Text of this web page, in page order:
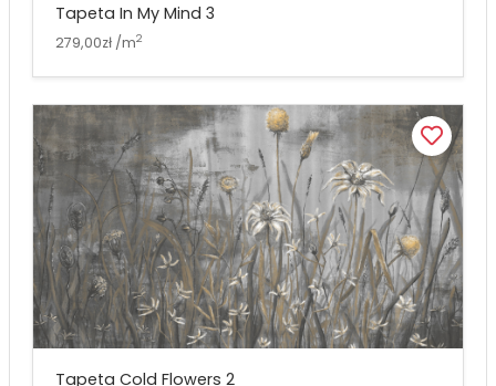
Tapeta In My Mind 3
279,00zł /m2
Tapeta Cold Flowers 2